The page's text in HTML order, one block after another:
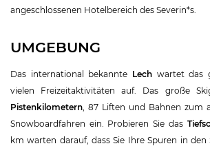
angeschlossenen Hotelbereich des Severin*s.
UMGEBUNG
Das international bekannte Lech wartet das
vielen Freizeitaktivitäten auf. Das große
Pistenkilometern , 87 Liften und Bahnen zum
Snowboardfahren ein. Probieren Sie das
km warten darauf, dass Sie Ihre Spuren in den